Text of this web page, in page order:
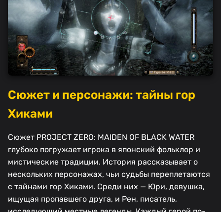
Сюжет и персонажи: тайны гор
Хиками
Сюжет PROJECT ZERO: MAIDEN OF BLACK WATER
глубоко погружает игрока в японский фольклор и
мистические традиции. История рассказывает о
нескольких персонажах, чьи судьбы переплетаются
с тайнами гор Хиками. Среди них — Юри, девушка,
ищущая пропавшего друга, и Рен, писатель,